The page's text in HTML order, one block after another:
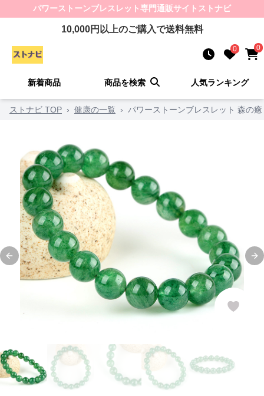
パワーストーンブレスレット専門通販サイト ストナビ
10,000円以上のご購入で送料無料
0 0
新着商品 商品を検索 人気ランキング
ストナビ TOP › 健康の一覧 › パワーストーンブレスレット 森の
Previous slide